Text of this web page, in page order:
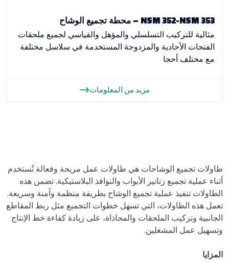
NSM 352-NSM 353 – محطة تجميع الوشاح
مثالية للتركيب التسلسلي والمؤهل والقياسي لجميع ملحقات
الفتحات الأحادية والمزدوجة المستخدمة في سلاسل مختلفة
مع مختلف أحجا
مزيد من المعلومات
طاولات تجميع الوشاحات هي طاولات عمل مريحة وفعالة تُستخدم
أثناء عملية تجميع زنانير الأبواب والنوافذ البلاستيكية. تضمن هذه
الطاولات تنفيذ عملية تجميع الوشاح بطريقة منظمة وآمنة وسريعة.
تعمل هذه الطاولات، التي تسهل خطوات التجميع مثل ربط المقاطع
الجانبية وتركيب الملحقات والمحاذاة، على زيادة كفاءة خط الإنتاج
وتسهيل عمل المشغلين.
المزايا